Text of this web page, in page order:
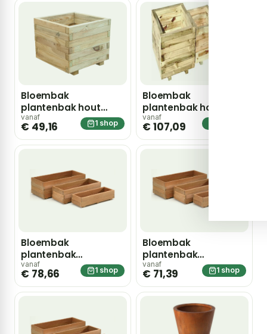
Bloembak
plantenbak hout
vierkant grenen
50x35x50cm
vanaf
€ 49,16 1 shop
Bloembak
plantenbak hout
vierkant set
vanaf
€ 107,09
Bloembak
plantenbak
rechthoek hardhout
bangkirai 70cm
vanaf
€ 78,66 1 shop
Bloembak
plantenbak
rechthoek hardhout
bangkirai 80cm
vanaf
€ 71,39 1 shop